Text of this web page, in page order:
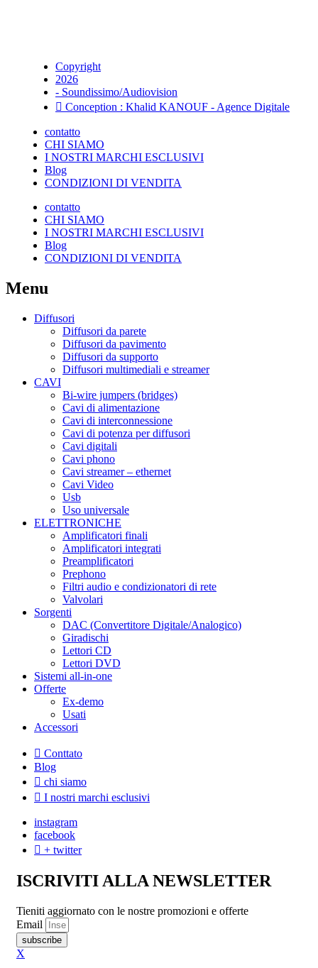
Copyright
2026
- Soundissimo/Audiovision
Conception : Khalid KANOUF - Agence Digitale
contatto
CHI SIAMO
I NOSTRI MARCHI ESCLUSIVI
Blog
CONDIZIONI DI VENDITA
contatto
CHI SIAMO
I NOSTRI MARCHI ESCLUSIVI
Blog
CONDIZIONI DI VENDITA
Menu
Diffusori
Diffusori da parete
Diffusori da pavimento
Diffusori da supporto
Diffusori multimediali e streamer
CAVI
Bi-wire jumpers (bridges)
Cavi di alimentazione
Cavi di interconnessione
Cavi di potenza per diffusori
Cavi digitali
Cavi phono
Cavi streamer – ethernet
Cavi Video
Usb
Uso universale
ELETTRONICHE
Amplificatori finali
Amplificatori integrati
Preamplificatori
Prephono
Filtri audio e condizionatori di rete
Valvolari
Sorgenti
DAC (Convertitore Digitale/Analogico)
Giradischi
Lettori CD
Lettori DVD
Sistemi all-in-one
Offerte
Ex-demo
Usati
Accessori
Conttato
Blog
chi siamo
I nostri marchi esclusivi
instagram
facebook
+ twitter
ISCRIVITI ALLA NEWSLETTER
Tieniti aggiornato con le nostre promozioni e offerte
Email
subscribe
X